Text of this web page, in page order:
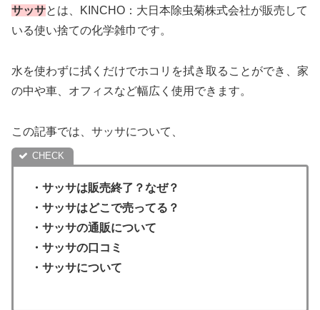
サッサとは、KINCHO：大日本除虫菊株式会社が販売して
いる使い捨ての化学雑巾です。
水を使わずに拭くだけでホコリを拭き取ることができ、家
の中や車、オフィスなど幅広く使用できます。
この記事では、サッサについて、
・サッサは販売終了？なぜ？
・ サッサはどこで売ってる？
・サッサの通販について
・ サッサの口コミ
・サッサについて